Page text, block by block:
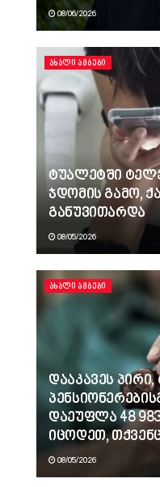
08/06/2026
ᲐᲮᲐᲚᲘ ᲐᲛᲑᲔᲑᲘ
ტუალეტში
ჯდომის გამო,
განუვითარდა
08/05/2026
ᲐᲮᲐᲚᲘ ᲐᲛᲑᲔᲑᲘ
დააკავეს
დაეუფლა 48
იცოდეთ,
08/05/2026